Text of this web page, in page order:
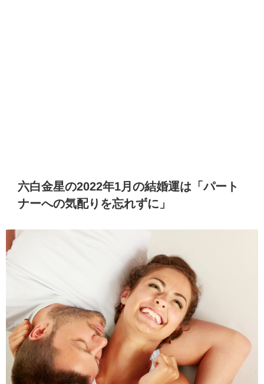
六白金星の2022年1月の結婚運は「パート
ナーへの気配りを忘れずに」